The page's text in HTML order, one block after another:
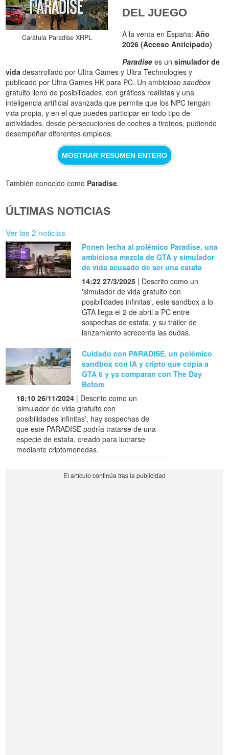
Carátula Paradise XRPL
DEL JUEGO
A la venta en España:Año
2026 (Acceso Anticipado)
Paradise es unsimulador de
vida desarrollado por Ultra Games y Ultra Technologies y
publicado por Ultra Games HK para PC. Un ambiciososandbox
gratuito lleno de posibilidades, con gráficos realistas y una
inteligencia artificial avanzada que permite que los NPC tengan
vida propia, y en el que puedes participar en todo tipo de
actividades, desde persecuciones de coches a tiroteos, pudiendo
desempeñar diferentes empleos.
MOSTRAR RESUMEN ENTERO
También conocido como Paradise.
ÚLTIMAS NOTICIAS
Ver las 2 noticias
Ponen fecha al polémico Paradise, una
ambiciosa mezcla de GTA y simulador
de vida acusado de ser una estafa
14:22 27/3/2025 | Descrito como un
'simulador de vida gratuito con
posibilidades infinitas', este sandbox a lo
GTA llega el 2 de abril a PC entre
sospechas de estafa, y su tráiler de
lanzamiento acrecenta las dudas.
Cuidado con PARADISE, un polémico
sandbox con IA y cripto que copia a
GTA 6 y ya comparan con The Day
Before
18:10 26/11/2024 | Descrito como un
'simulador de vida gratuito con
posibilidades infinitas', hay sospechas de
que este PARADISE podría tratarse de una
especie de estafa, creado para lucrarse
mediante criptomonedas.